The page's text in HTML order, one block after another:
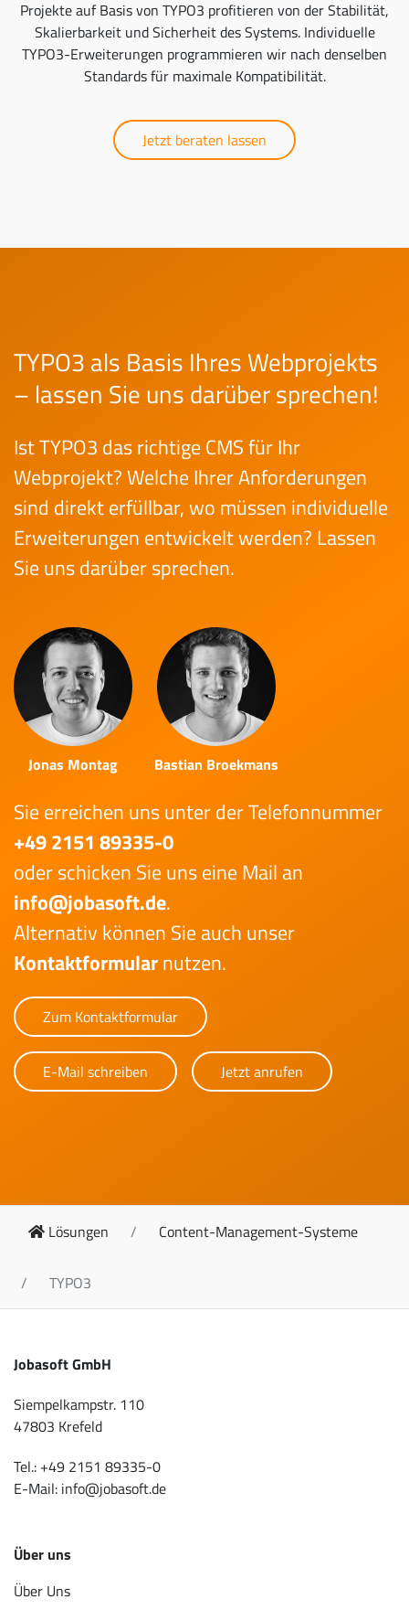
Projekte auf Basis von TYPO3 profitieren von der Stabilität,
Skalierbarkeit und Sicherheit des Systems. Individuelle
TYPO3-Erweiterungen programmieren wir nach denselben
Standards für maximale Kompatibilität.
Jetzt beraten lassen
TYPO3 als Basis Ihres Webprojekts
– lassen Sie uns darüber sprechen!
Ist TYPO3 das richtige CMS für Ihr
Webprojekt? Welche Ihrer Anforderungen
sind direkt erfüllbar, wo müssen individuelle
Erweiterungen entwickelt werden? Lassen
Sie uns darüber sprechen.
Jonas Montag Bastian Broekmans
Sie erreichen uns unter der Telefonnummer
+49 2151 89335-0
oder schicken Sie uns eine Mail an
info@jobasoft.de.
Alternativ können Sie auch unser
Kontaktformularnutzen.
Zum Kontaktformular
E-Mail schreiben Jetzt anrufen
Lösungen Content-Management-Systeme
TYPO3
Jobasoft GmbH
Siempelkampstr. 110
47803 Krefeld
Tel.: +49 2151 89335-0
E-Mail: info@jobasoft.de
Über uns
Über Uns